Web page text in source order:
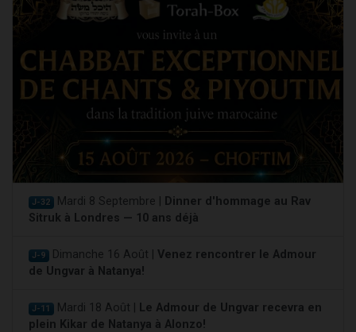
J-32 Mardi 8 Septembre |
Dinner d'hommage au Rav
Sitruk à Londres — 10 ans déjà
J-9 Dimanche 16 Août | Venez rencontrer le Admour
de Ungvar à Natanya!
J-11 Mardi 18 Août |
Le Admour de Ungvar recevra en
plein Kikar de Natanya à Alonzo!